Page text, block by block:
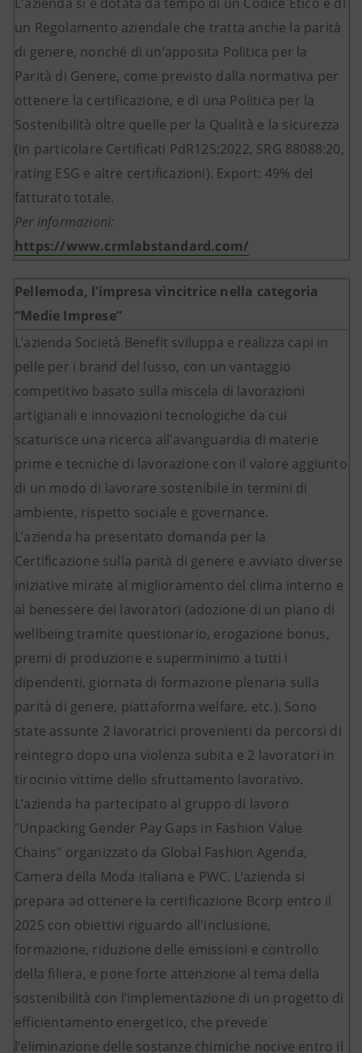
un Regolamento aziendale che tratta anche la parità
di genere, nonché di un’apposita Politica per la
Parità di Genere, come previsto dalla normativa per
ottenere la certificazione, e di una Politica per la
Sostenibilità oltre quelle per la Qualità e la sicurezza
(in particolare Certificati PdR125:2022, SRG 88088:20,
rating ESG e altre certificazioni). Export: 49% del
fatturato totale.
Per informazioni:
https://www.crmlabstandard.com/
Pellemoda, l’impresa vincitrice nella categoria
“Medie Imprese”
L’azienda Società Benefit sviluppa e realizza capi in
pelle per i brand del lusso, con un vantaggio
competitivo basato sulla miscela di lavorazioni
artigianali e innovazioni tecnologiche da cui
scaturisce una ricerca all'avanguardia di materie
prime e tecniche di lavorazione con il valore aggiunto
di un modo di lavorare sostenibile in termini di
ambiente, rispetto sociale e governance.
L’azienda ha presentato domanda per la
Certificazione sulla parità di genere e avviato diverse
iniziative mirate al miglioramento del clima interno e
al benessere dei lavoratori (adozione di un piano di
wellbeing tramite questionario, erogazione bonus,
premi di produzione e superminimo a tutti i
dipendenti, giornata di formazione plenaria sulla
parità di genere, piattaforma welfare, etc.). Sono
state assunte 2 lavoratrici provenienti da percorsi di
reintegro dopo una violenza subita e 2 lavoratori in
tirocinio vittime dello sfruttamento lavorativo.
L’azienda ha partecipato al gruppo di lavoro
"Unpacking Gender Pay Gaps in Fashion Value
Chains" organizzato da Global Fashion Agenda,
Camera della Moda italiana e PWC. L’azienda si
prepara ad ottenere la certificazione Bcorp entro il
2025 con obiettivi riguardo all'inclusione,
formazione, riduzione delle emissioni e controllo
della filiera, e pone forte attenzione al tema della
sostenibilità con l’implementazione di un progetto di
efficientamento energetico, che prevede
l’eliminazione delle sostanze chimiche nocive entro il